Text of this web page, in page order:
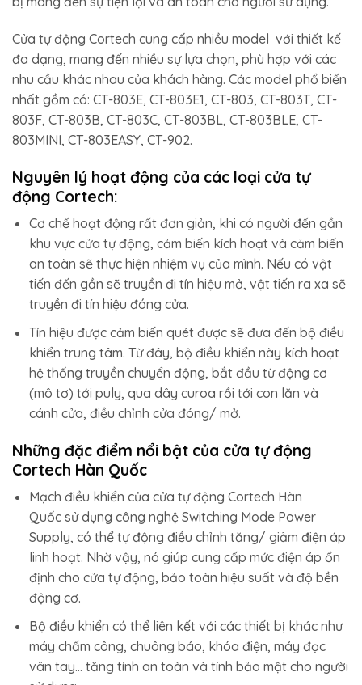
Cửa tự động Cortech cung cấp nhiều model với thiết kế
đa dạng, mang đến nhiều sự lựa chọn, phù hợp với các
nhu cầu khác nhau của khách hàng. Các model phổ biến
nhất gồm có: CT-803E, CT-803E1, CT-803, CT-803T, CT-
803F, CT-803B, CT-803C, CT-803BL, CT-803BLE, CT-
803MINI, CT-803EASY, CT-902.
Nguyên lý hoạt động của các loại cửa tự
động Cortech:
Cơ chế hoạt động rất đơn giản, khi có người đến gần
khu vực cửa tự động, cảm biến kích hoạt và cảm biến
an toàn sẽ thực hiện nhiệm vụ của mình. Nếu có vật
tiến đến gần sẽ truyền đi tín hiệu mở, vật tiến ra xa sẽ
truyền đi tín hiệu đóng cửa.
Tín hiệu được cảm biến quét được sẽ đưa đến bộ điều
khiển trung tâm. Từ đây, bộ điều khiển này kích hoạt
hệ thống truyền chuyển động, bắt đầu từ động cơ
(mô tơ) tới puly, qua dây curoa rồi tới con lăn và
cánh cửa, điều chỉnh cửa đóng/ mở.
Những đặc điểm nổi bật của cửa tự động
Cortech Hàn Quốc
Mạch điều khiển của cửa tự động Cortech Hàn
Quốc sử dụng công nghệ Switching Mode Power
Supply, có thể tự động điều chỉnh tăng/ giảm điện áp
linh hoạt. Nhờ vậy, nó giúp cung cấp mức điện áp ổn
định cho cửa tự động, bảo toàn hiệu suất và độ bền
động cơ.
Bộ điều khiển có thể liên kết với các thiết bị khác như
máy chấm công, chuông báo, khóa điện, máy đọc
vân tay… tăng tính an toàn và tính bảo mật cho người